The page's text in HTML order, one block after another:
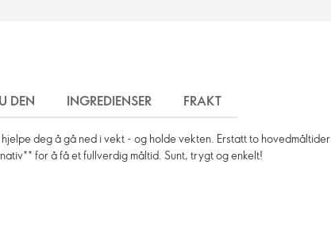
DEN INGREDIENSER FRAKT
deg å gå ned i vekt - og holde vekten. Erstatt to hovedmåltider
for å få et fullverdig måltid. Sunt, trygt og enkelt!